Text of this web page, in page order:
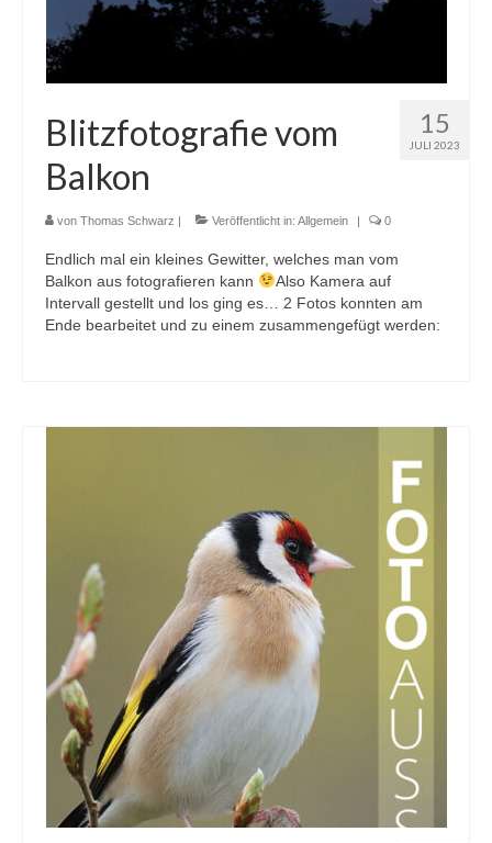
15
JULI 2023
Blitzfotografie vom
Balkon
von Thomas Schwarz | Veröffentlicht in: Allgemein | 0
Endlich mal ein kleines Gewitter, welches man vom
Balkon aus fotografieren kann
Also Kamera auf
Intervall gestellt und los ging es… 2 Fotos konnten am
Ende bearbeitet und zu einem zusammengefügt werden: